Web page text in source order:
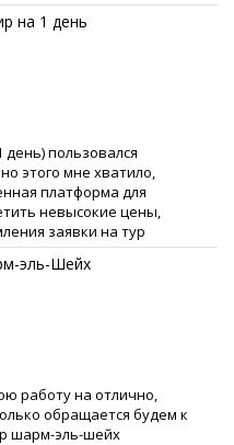
день) пользовался
этого мне хватило,
платформа для
невысокие цены,
заявки на тур
работу на отлично,
обращается будем к
шарм-эль-шейх